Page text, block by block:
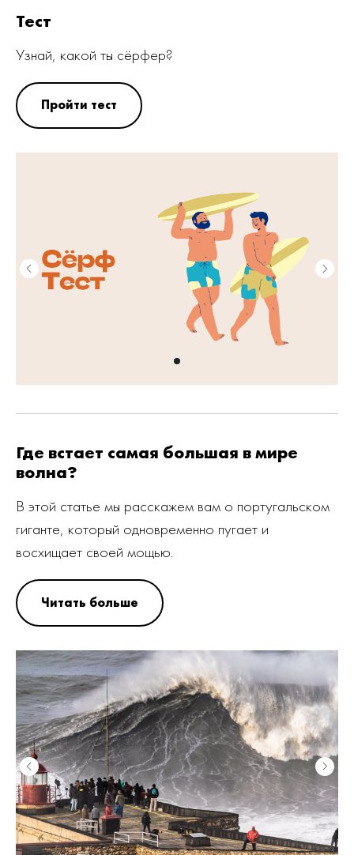
Тест
Узнай, какой ты сёрфер?
Пройти тест
Где встает самая большая в мире
волна?
В этой статье мы расскажем вам о португальском
гиганте, который одновременно пугает и
восхищает своей мощью.
Читать больше